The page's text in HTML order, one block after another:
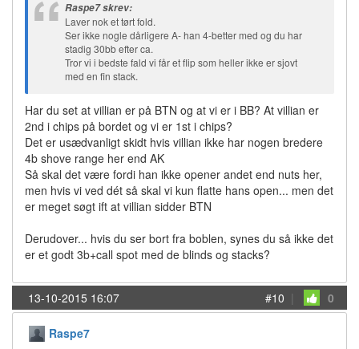
Raspe7 skrev:
Laver nok et tørt fold.
Ser ikke nogle dårligere A- han 4-better med og du har
stadig 30bb efter ca.
Tror vi i bedste fald vi får et flip som heller ikke er sjovt
med en fin stack.
Har du set at villian er på BTN og at vi er i BB? At villian er
2nd i chips på bordet og vi er 1st i chips?
Det er usædvanligt skidt hvis villian ikke har nogen bredere
4b shove range her end AK
Så skal det være fordi han ikke opener andet end nuts her,
men hvis vi ved dét så skal vi kun flatte hans open... men det
er meget søgt ift at villian sidder BTN
Derudover... hvis du ser bort fra boblen, synes du så ikke det
er et godt 3b+call spot med de blinds og stacks?
13-10-2015 16:07 #10 | 0
Raspe7